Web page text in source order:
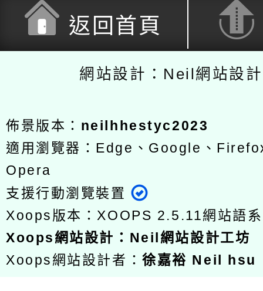
返回首頁
網站設計：Neil網站設
佈景版本： neilhhestyc2023
適用瀏覽器：Edge、Google、
Opera
支援行動瀏覽裝置
Xoops版本： XOOPS 2.5.11網站語
Xoops網站設計 ： Neil網站設計工坊
Xoops網站設計者：徐嘉裕 Neil hsu